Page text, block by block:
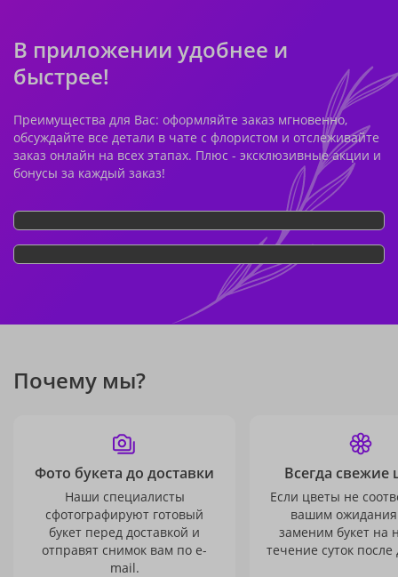
В приложении удобнее и
быстрее!
Преимущества для Вас: оформляйте заказ мгновенно,
обсуждайте все детали в чате с флористом и отслеживайте
заказ онлайн на всех этапах. Плюс - эксклюзивные акции и
бонусы за каждый заказ!
Почему мы?
Фото букета до доставки
Наши специалисты
сфотографируют готовый
букет перед доставкой и
отправят снимок вам по e-
mail.
Всегда свежие
Если цветы не
вашим
заменим букет на
течение суток после